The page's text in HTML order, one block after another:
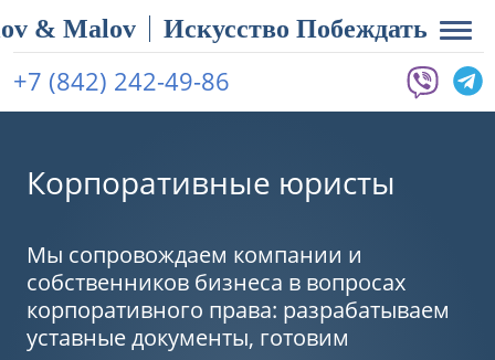
& Malov Искусство Побеждать
+7 (842) 242-49-86
Корпоративные юристы
Мы сопровождаем компании и
собственников бизнеса в вопросах
корпоративного права: разрабатываем
уставные документы, готовим